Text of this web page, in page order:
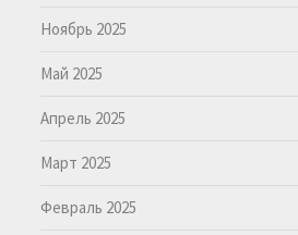
Ноябрь 2025
Май 2025
Апрель 2025
Март 2025
Февраль 2025